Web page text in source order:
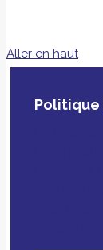
Aller en haut